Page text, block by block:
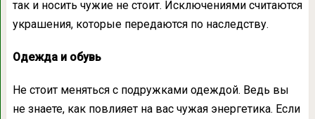
так и носить чужие не стоит. Исключениями считаются
украшения, которые передаются по наследству.
Одежда и обувь
Не стоит меняться с подружками одеждой. Ведь вы
не знаете, как повлияет на вас чужая энергетика. Если